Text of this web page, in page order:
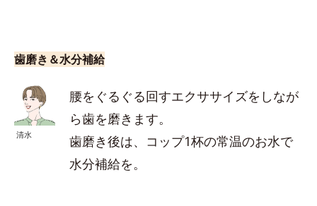
歯磨き＆水分補給
清水
腰をぐるぐる回すエクササイズをしなが
ら歯を磨きます。
歯磨き後は、コップ1杯の常温のお水で
水分補給を。